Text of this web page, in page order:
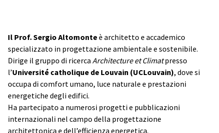
Il Prof. Sergio Altomonteè architetto e accademico
specializzato in progettazione ambientale e sostenibile.
Dirige il gruppo di ricerca Architecture et Climatpresso
l’Université catholique de Louvain (UCLouvain), dove si
occupa di comfort umano, luce naturale e prestazioni
energetiche degli edifici.
Ha partecipato a numerosi progetti e pubblicazioni
internazionali nel campo della progettazione
architettonica e dell’efficienza energetica.